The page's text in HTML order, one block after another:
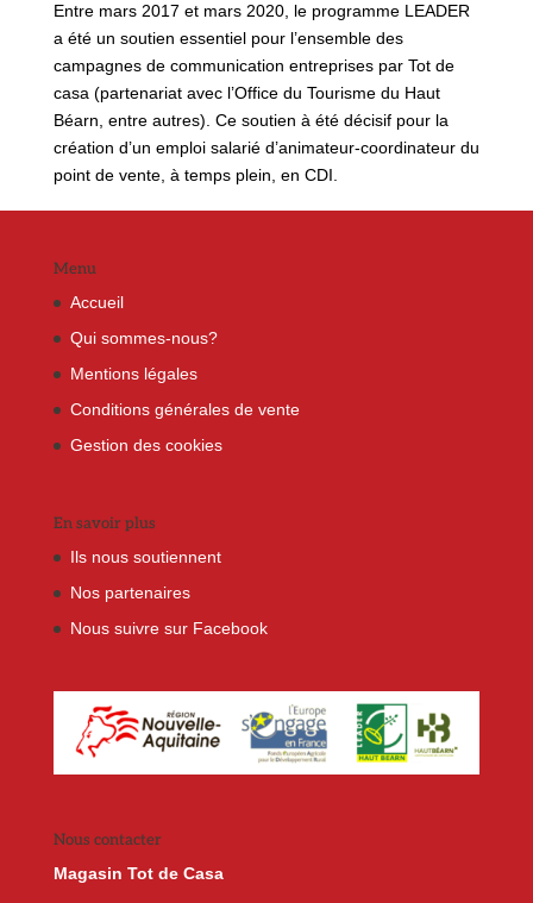
Entre mars 2017 et mars 2020, le programme LEADER
a été un soutien essentiel pour l’ensemble des
campagnes de communication entreprises par Tot de
casa (partenariat avec l’Office du Tourisme du Haut
Béarn, entre autres). Ce soutien à été décisif pour la
création d’un emploi salarié d’animateur-coordinateur du
point de vente, à temps plein, en CDI.
Menu
Accueil
Qui sommes-nous?
Mentions légales
Conditions générales de vente
Gestion des cookies
En savoir plus
Ils nous soutiennent
Nos partenaires
Nous suivre sur Facebook
Nous contacter
Magasin Tot de Casa